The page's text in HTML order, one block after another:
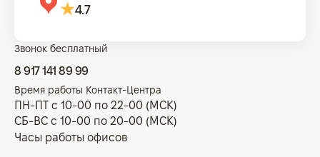
4.7
Звонок бесплатный
8 917 141 89 99
Время работы Контакт-Центра
ПН-ПТ с 10-00 по 22-00 (МСК)
СБ-ВС с 10-00 по 20-00 (МСК)
Часы работы офисов